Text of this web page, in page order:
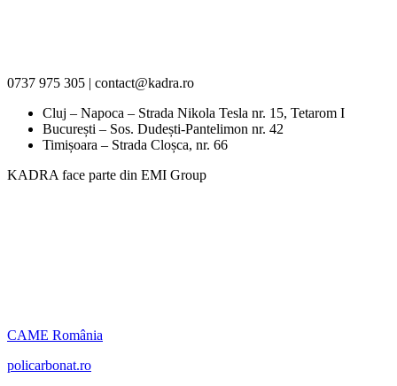
0737 975 305 | contact@kadra.ro
Cluj – Napoca – Strada Nikola Tesla nr. 15, Tetarom I
București – Sos. Dudești-Pantelimon nr. 42
Timișoara – Strada Cloșca, nr. 66
KADRA face parte din EMI Group
CAME România
policarbonat.ro